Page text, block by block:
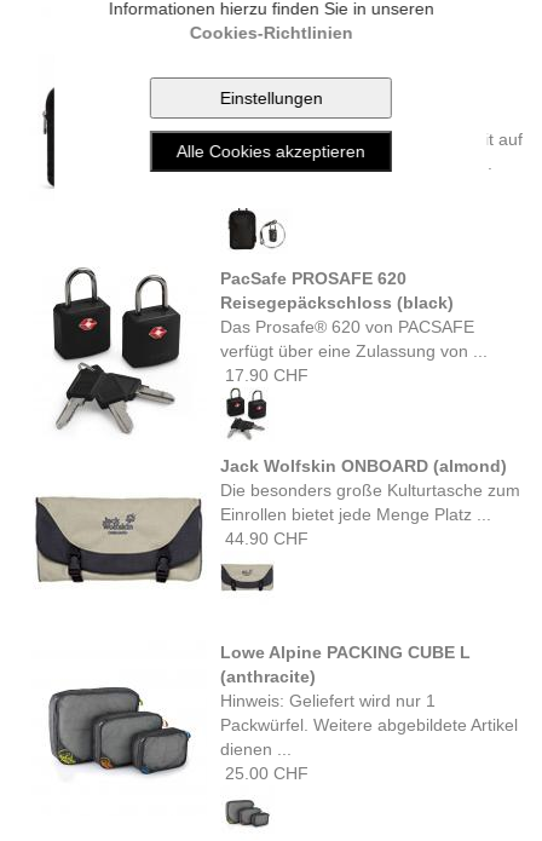
Informationen hierzu finden Sie in unseren
Cookies-Richtlinien
Zahlenschloss mit Stahldraht
(black)
Genießen sie zusätzliche Sicherheit auf
Reisen, indem sie die Gewissheit ...
PacSafe PROSAFE 620
Reisegepäckschloss (black)
Das Prosafe® 620 von PACSAFE
verfügt über eine Zulassung von ...
17.90 CHF
Jack Wolfskin ONBOARD (almond)
Die besonders große Kulturtasche zum
Einrollen bietet jede Menge Platz ...
44.90 CHF
Lowe Alpine PACKING CUBE L
(anthracite)
Hinweis: Geliefert wird nur 1
Packwürfel. Weitere abgebildete Artikel
dienen ...
25.00 CHF